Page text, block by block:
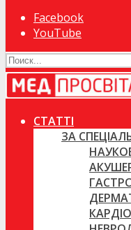
Facebook
YouTube
СТАТТІ
ЗА